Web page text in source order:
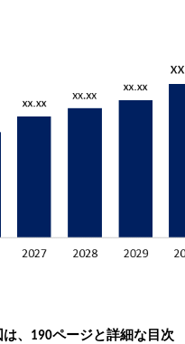
、190ページと詳細な目次